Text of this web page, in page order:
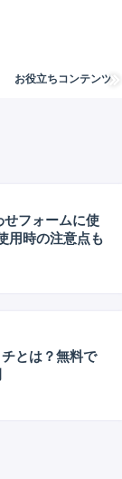
お役立ちコンテンツ
フォームに使
用時の注意点も
チとは？無料で